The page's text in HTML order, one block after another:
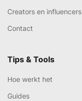
Creators en influencers
Contact
Tips & Tools
Hoe werkt het
Guides